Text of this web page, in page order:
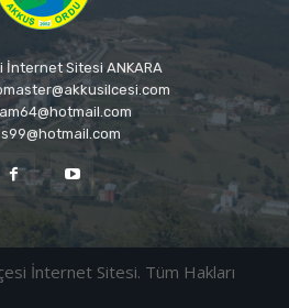
İnternet Sitesi ANKARA
İnternet Sitesi. Tüm Hakları